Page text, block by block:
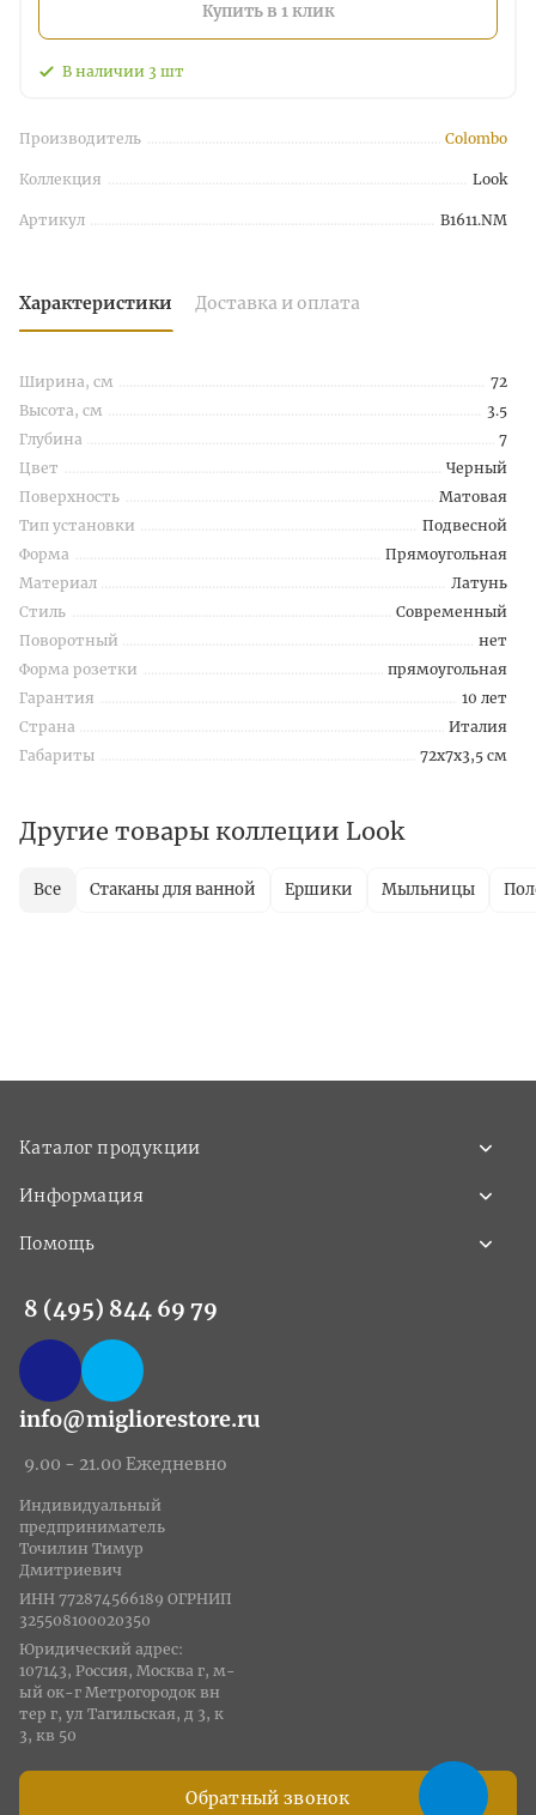
Купить в 1 клик
В наличии 3 шт
Производитель Colombo
Коллекция Look
Артикул B1611.NM
Характеристики Доставка и оплата
Ширина, см
72
Высота, см
3.5
Глубина
7
Цвет
Черный
Поверхность
Матовая
Тип установки
Подвесной
Форма
Прямоугольная
Материал
Латунь
Стиль
Современный
Поворотный
нет
Форма розетки
прямоугольная
Гарантия
10 лет
Страна
Италия
Габариты
72x7x3,5 см
Другие товары коллеции Look
Все Стаканы для ванной Ершики Мыльницы
Каталог продукции
Информация
Помощь
8 (495) 844 69 79
info@migliorestore.ru
9.00 - 21.00 Ежедневно
Обратный звонок
Индивидуальный
предприниматель
Точилин Тимур
Дмитриевич
ИНН 772874566189 ОГРНИП
325508100020350
Юридический адрес:
107143, Россия, Москва г, м-
ый ок-г Метрогородок вн
тер г, ул Тагильская, д 3, к
3, кв 50